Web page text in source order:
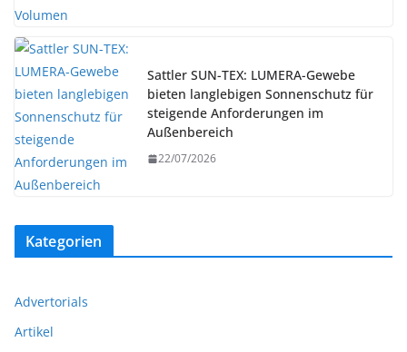
Sattler SUN-TEX: LUMERA-Gewebe
bieten langlebigen Sonnenschutz für
steigende Anforderungen im
Außenbereich
22/07/2026
Kategorien
Advertorials
Artikel